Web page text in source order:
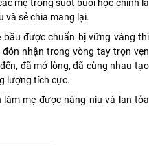
mẹ trong suốt buổi học chính là
và sẻ chia mang lại.
bầu được chuẩn bị vững vàng thì
nhận trong vòng tay trọn vẹn
đã mở lòng, đã cùng nhau tạo
lượng tích cực.
mẹ được nâng niu và lan tỏa